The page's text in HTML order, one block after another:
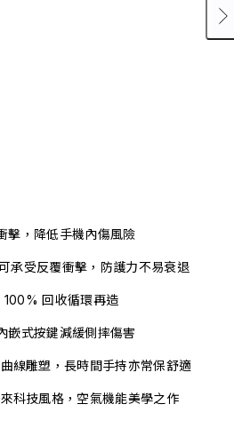
擊，降低手機內傷風險
承受反覆衝擊，防護力不易衰退
100% 回收循環再造
嵌式按鍵減緩側摔傷害
線雕塑，長時間手持亦常保舒適
科技風格，空氣機能美學之作